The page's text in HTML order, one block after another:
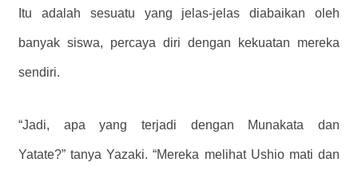
Itu adalah sesuatu yang jelas-jelas diabaikan oleh
banyak siswa, percaya diri dengan kekuatan mereka
sendiri.
“Jadi, apa yang terjadi dengan Munakata dan
Yatate?” tanya Yazaki. “Mereka melihat Ushio mati dan